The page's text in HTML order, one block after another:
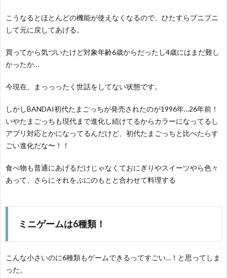
こうなるとほとんどの機能が使えなくなるので、ひたすらプニプニ
して元に戻してあげる。
買ってから気づいたけど対象年齢6歳からだったし4歳にはまだ難し
かったか…
今現在、まっっったく世話をしてない状態です。
しかしBANDAI初代たまごっちが発売されたのが1996年…26年前！
いやたまごっちも現代まで進化し続けてるからカラーになってるし
アプリ対応とかになってるんだけど、初代たまごっちと比べたらす
ごい進化だな〜！！
食べ物も普通にあげるだけじゃなくておにぎりやスイーツやら色々
あって、さらにそれをぷにのもとと合わせて料理する
ミニゲームは6種類！
こんな小さいのに6種類もゲームできるってすごい…！と思ってしま
った。